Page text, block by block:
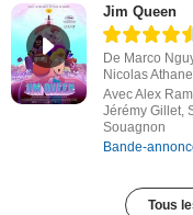
Jim Queen
De Marco
Nicolas Athane
Avec Alex
Jérémy Gillet,
Souagnon
Bande-
Tous